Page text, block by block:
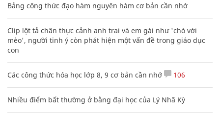
Bảng công thức đạo hàm nguyên hàm cơ bản cần nhớ
Clip lột tả chân thực cảnh anh trai và em gái như 'chó với
mèo', người tinh ý còn phát hiện một vấn đề trong giáo dục
con
Các công thức hóa học lớp 8, 9 cơ bản cần nhớ 106
Nhiều điểm bất thường ở bằng đại học của Lý Nhã Kỳ